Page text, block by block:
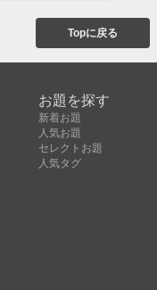
Topに戻る
お題を探す
新着お題
人気お題
セレクトお題
人気タグ